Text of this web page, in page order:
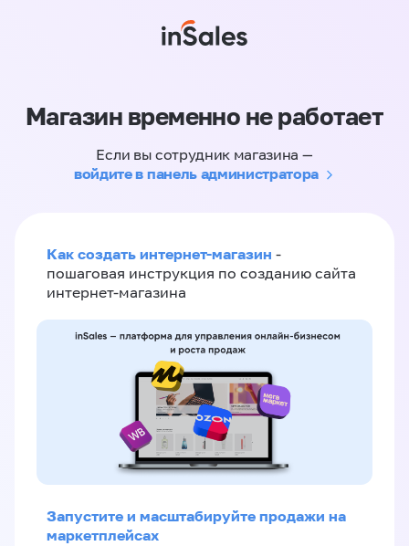
Магазин временно не работает
Если вы сотрудник магазина —
войдите в панель администратора
Как создать интернет-магазин -
пошаговая инструкция по созданию сайта
интернет-магазина
Запустите и масштабируйте продажи на
маркетплейсах